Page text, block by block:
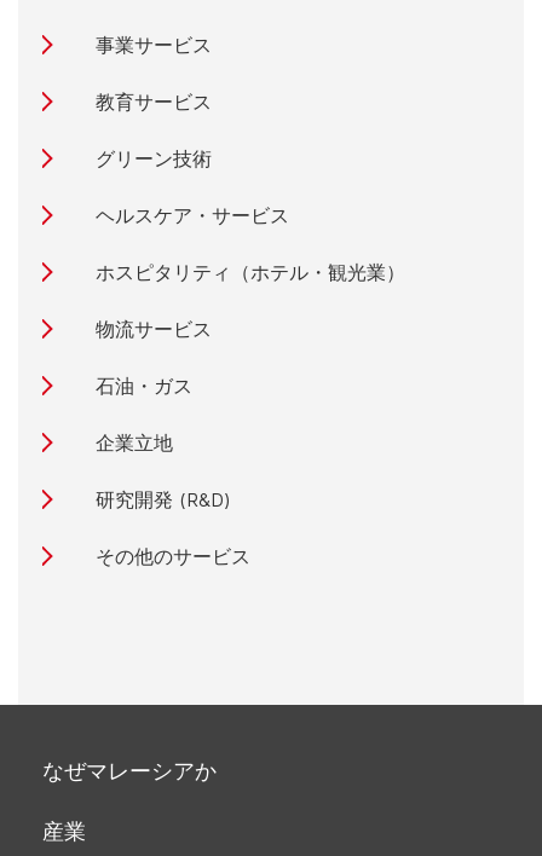
事業サービス
教育サービス
グリーン技術
ヘルスケア・サービス
ホスピタリティ（ホテル・観光業）
物流サービス
石油・ガス
企業立地
研究開発 (R&D)
その他のサービス
なぜマレーシアか
産業